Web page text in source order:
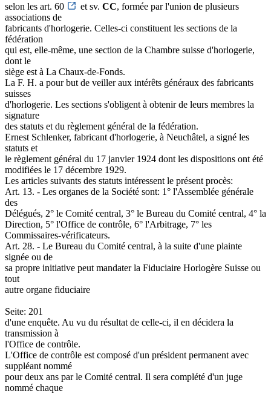
selon les art. 60
et sv. CC, formée par l'union de plusieurs
associations de
fabricants d'horlogerie. Celles-ci constituent les sections de la
fédération
qui est, elle-même, une section de la Chambre suisse d'horlogerie,
dont le
siège est à La Chaux-de-Fonds.
La F. H. a pour but de veiller aux intérêts généraux des fabricants
suisses
d'horlogerie. Les sections s'obligent à obtenir de leurs membres la
signature
des statuts et du règlement général de la fédération.
Ernest Schlenker, fabricant d'horlogerie, à Neuchâtel, a signé les
statuts et
le règlement général du 17 janvier 1924 dont les dispositions ont été
modifiées le 17 décembre 1929.
Les articles suivants des statuts intéressent le présent procès:
Art. 13. - Les organes de la Société sont: 1° l'Assemblée générale
des
Délégués, 2° le Comité central, 3° le Bureau du Comité central, 4° la
Direction, 5° l'Office de contrôle, 6° l'Arbitrage, 7° les
Commissaires-vérificateurs.
Art. 28. - Le Bureau du Comité central, à la suite d'une plainte
signée ou de
sa propre initiative peut mandater la Fiduciaire Horlogère Suisse ou
tout
autre organe fiduciaire
Seite: 201
d'une enquête. Au vu du résultat de celle-ci, il en décidera la
transmission à
l'Office de contrôle.
L'Office de contrôle est composé d'un président permanent avec
suppléant nommé
pour deux ans par le Comité central. Il sera complété d'un juge
nommé chaque